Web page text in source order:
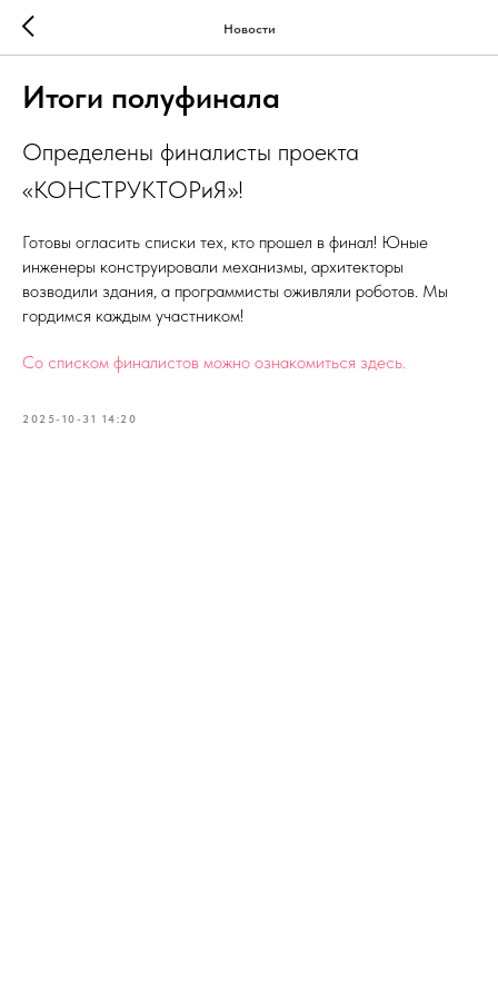
Новости
Итоги полуфинала
Определены финалисты проекта
«КОНСТРУКТОРиЯ»!
Готовы огласить списки тех, кто прошел в финал! Юные
инженеры конструировали механизмы, архитекторы
возводили здания, а программисты оживляли роботов. Мы
гордимся каждым участником!
Со списком финалистов можно ознакомиться здесь.
2025-10-31 14:20